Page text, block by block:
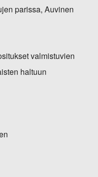
parissa, Auvinen
valmistuvien
haltuun